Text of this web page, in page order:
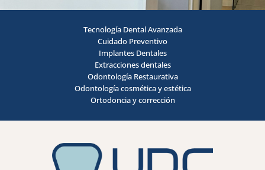
Tecnología Dental Avanzada
Cuidado Preventivo
Implantes Dentales
Extracciones dentales
Odontología Restaurativa
Odontología cosmética y estética
Ortodoncia y corrección